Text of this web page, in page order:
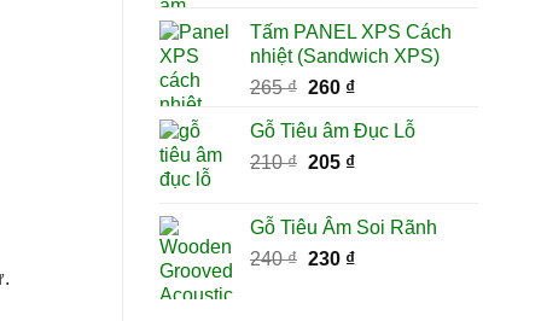
là:
350,000 ₫.
tại
là:
Tấm PANEL XPS Cách
nhiệt (Sandwich XPS)
265₫ Giá
là:
265 ₫.
260 ₫Giá
tại
là:
Gỗ Tiêu âm Đục Lỗ
210₫ Giá
210 ₫.
205 ₫Giá
là:
205 ₫.
Gỗ Tiêu Âm Soi Rãnh
240₫ Giá
230 ₫Giá